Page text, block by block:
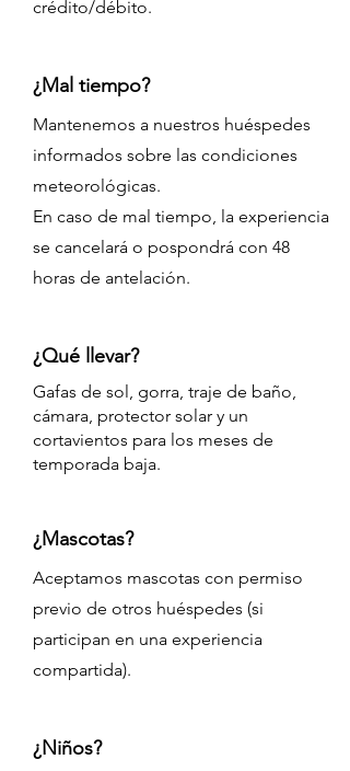
crédito/débito.
¿Mal tiempo?
Mantenemos a nuestros huéspedes
informados sobre las condiciones
meteorológicas.
En caso de mal tiempo, la experiencia
se cancelará o pospondrá con 48
horas de antelación.
¿Qué llevar?
Gafas de sol, gorra, traje de baño,
cámara, protector solar y un
cortavientos para los meses de
temporada baja.
¿Mascotas?
Aceptamos mascotas con permiso
previo de otros huéspedes (si
participan en una experiencia
compartida).
¿Niños?